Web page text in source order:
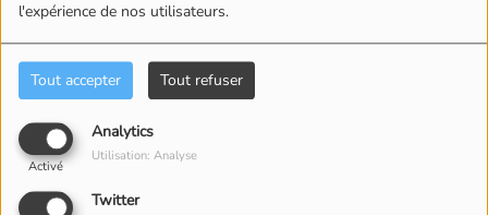
l'expérience de nos utilisateurs.
Tout accepter Tout refuser
Analytics
Activé
Utilisation: Analyse
Twitter